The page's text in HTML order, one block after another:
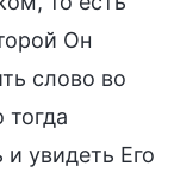
Он
слово во
увидеть Его